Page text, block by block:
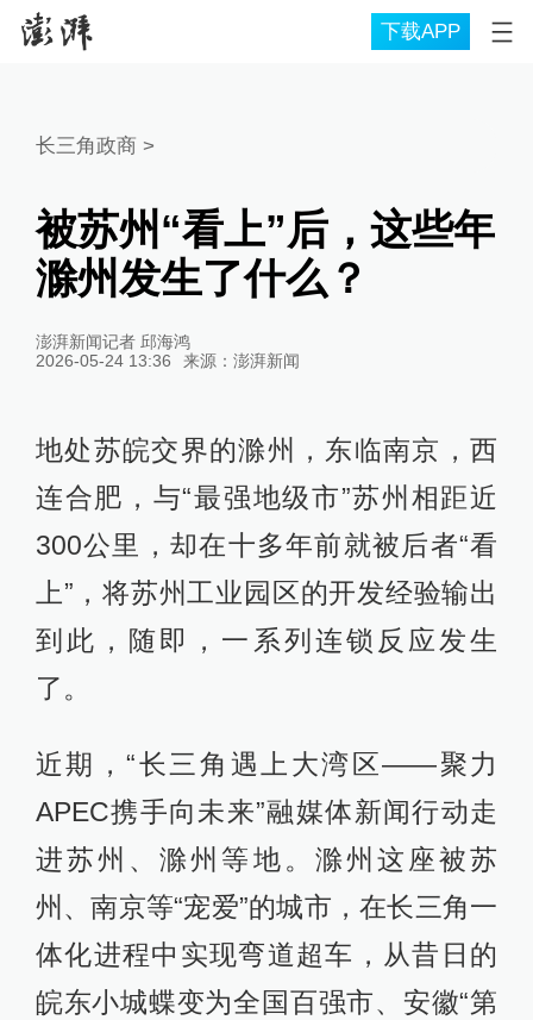
下载APP
长三角政商 >
被苏州“看上”后，这些年
滁州发生了什么？
澎湃新闻记者 邱海鸿
2026-05-24 13:36
来源： 澎湃新闻
地处苏皖交界的滁州，东临南京，西
连合肥，与“最强地级市”苏州相距近
300公里，却在十多年前就被后者“看
上”，将苏州工业园区的开发经验输出
到此，随即，一系列连锁反应发生
了。
近期，“长三角遇上大湾区——聚力
APEC携手向未来”融媒体新闻行动走
进苏州、滁州等地。滁州这座被苏
州、南京等“宠爱”的城市，在长三角一
体化进程中实现弯道超车，从昔日的
皖东小城蝶变为全国百强市、安徽“第